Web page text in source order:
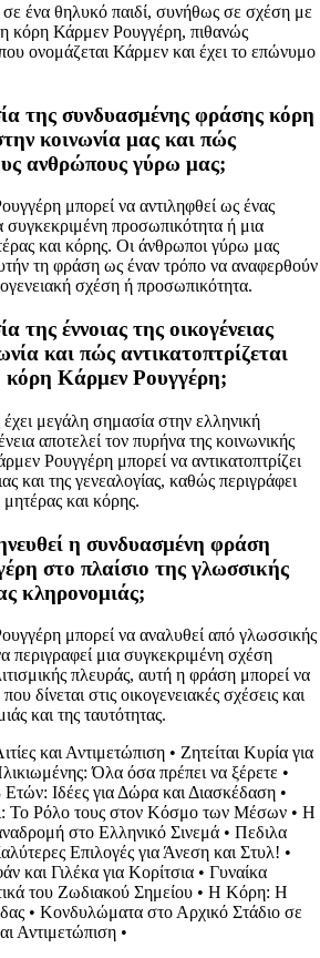
ένα θηλυκό παιδί, συνήθως σε σχέση με
κόρη Κάρμεν Ρουγγέρη, πιθανώς
ονομάζεται Κάρμεν και έχει το επώνυμο
της συνδυασμένης φράσης κόρη
κοινωνία μας και πώς
ανθρώπους γύρω μας;
μπορεί να αντιληφθεί ως ένας
συγκεκριμένη προσωπικότητα ή μια
και κόρης. Οι άνθρωποι γύρω μας
τη φράση ως έναν τρόπο να αναφερθούν
σχέση ή προσωπικότητα.
της έννοιας της οικογένειας
και πώς αντικατοπτρίζεται
Κάρμεν Ρουγγέρη;
έχει μεγάλη σημασία στην ελληνική
αποτελεί τον πυρήνα της κοινωνικής
Ρουγγέρη μπορεί να αντικατοπτρίζει
και της γενεαλογίας, καθώς περιγράφει
και κόρης.
η συνδυασμένη φράση
στο πλαίσιο της γλωσσικής
κληρονομιάς;
μπορεί να αναλυθεί από γλωσσικής
περιγραφεί μια συγκεκριμένη σχέση
πλευράς, αυτή η φράση μπορεί να
δίνεται στις οικογενειακές σχέσεις και
και της ταυτότητας.
και Αντιμετώπιση • Ζητείται Κυρία για
Όλα όσα πρέπει να ξέρετε •
Ετών: Ιδέες για Δώρα και Διασκέδαση •
Το Ρόλο τους στον Κόσμο των Μέσων • Η
στο Ελληνικό Σινεμά • Πεδιλα
Επιλογές για Άνεση και Στυλ! •
και Γιλέκα για Κορίτσια • Γυναίκα
του Ζωδιακού Σημείου • Η Κόρη: Η
• Κονδυλώματα στο Αρχικό Στάδιο σε
Αντιμετώπιση •